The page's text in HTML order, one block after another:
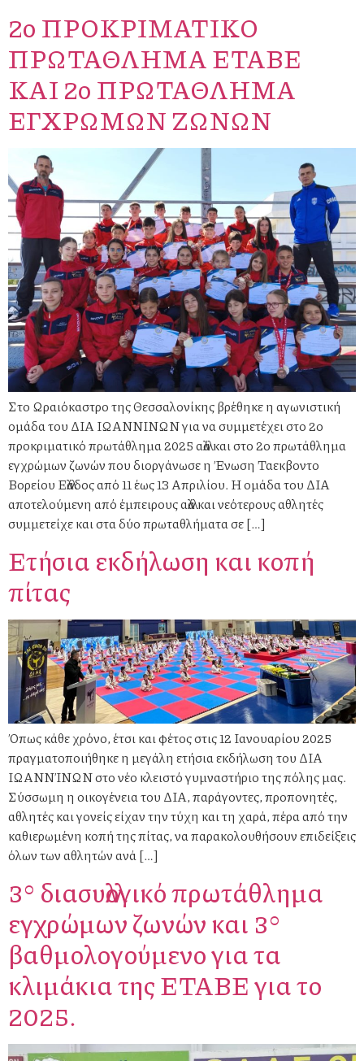
2o ΠΡΟΚΡΙΜΑΤΙΚΟ
ΠΡΩΤΑΘΛΗΜΑ ΕΤΑΒΕ
ΚΑΙ 2o ΠΡΩΤΑΘΛΗΜΑ
ΕΓΧΡΩΜΩΝ ΖΩΝΩΝ
Στο Ωραιόκαστρο της Θεσσαλονίκης βρέθηκε η αγωνιστική
ομάδα του ΔΙΑ ΙΩΑΝΝΙΝΩΝ για να συμμετέχει στο 2ο
προκριματικό πρωτάθλημα 2025 αλλά και στο 2ο πρωτάθλημα
εγχρώμων ζωνών που διοργάνωσε η Ένωση Ταεκβοντο
Βορείου Ελλάδος από 11 έως 13 Απριλίου. Η ομάδα του ΔΙΑ
αποτελούμενη από έμπειρους αλλά και νεότερους αθλητές
συμμετείχε και στα δύο πρωταθλήματα σε […]
Ετήσια εκδήλωση και κοπή
πίτας
Όπως κάθε χρόνο, έτσι και φέτος στις 12 Ιανουαρίου 2025
πραγματοποιήθηκε η μεγάλη ετήσια εκδήλωση του ΔΙΑ
ΙΩΑΝΝΊΝΩΝ στο νέο κλειστό γυμναστήριο της πόλης μας.
Σύσσωμη η οικογένεια του ΔΙΑ, παράγοντες, προπονητές,
αθλητές και γονείς είχαν την τύχη και τη χαρά, πέρα από την
καθιερωμένη κοπή της πίτας, να παρακολουθήσουν επιδείξεις
όλων των αθλητών ανά […]
3° διασυλλογικό πρωτάθλημα
εγχρώμων ζωνών και 3°
βαθμολογούμενο για τα
κλιμάκια της ΕΤΑΒΕ για το
2025.